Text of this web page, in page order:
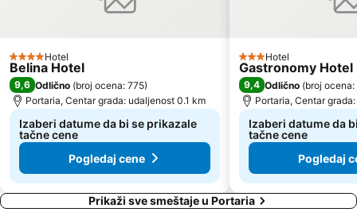
4 Zvezdice
Hotel
Belina Hotel
9,6 Odlično (broj ocena: 775)
Portaria, Centar grada: udaljenost 0.1 km
Izaberi datume da bi se prikazale
tačne cene
Pogledaj cene
3 Zvezdice
Hotel
Gastronomy Hotel
9,4 Odlično (broj ocena:
Portaria, Centar
Izaberi datume da
tačne cene
Pogledaj
Prikaži sve smeštaje u Portaria